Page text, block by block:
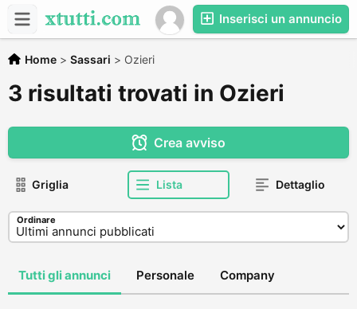
Inserisci un annuncio
Home > Sassari > Ozieri
3 risultati trovati in Ozieri
Crea avviso
Griglia Lista Dettaglio
Ordinare
Tutti gli annunci Personale Company